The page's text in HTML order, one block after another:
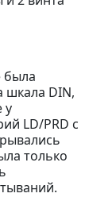
была
шкала DIN,
у
LD/PRD с
только